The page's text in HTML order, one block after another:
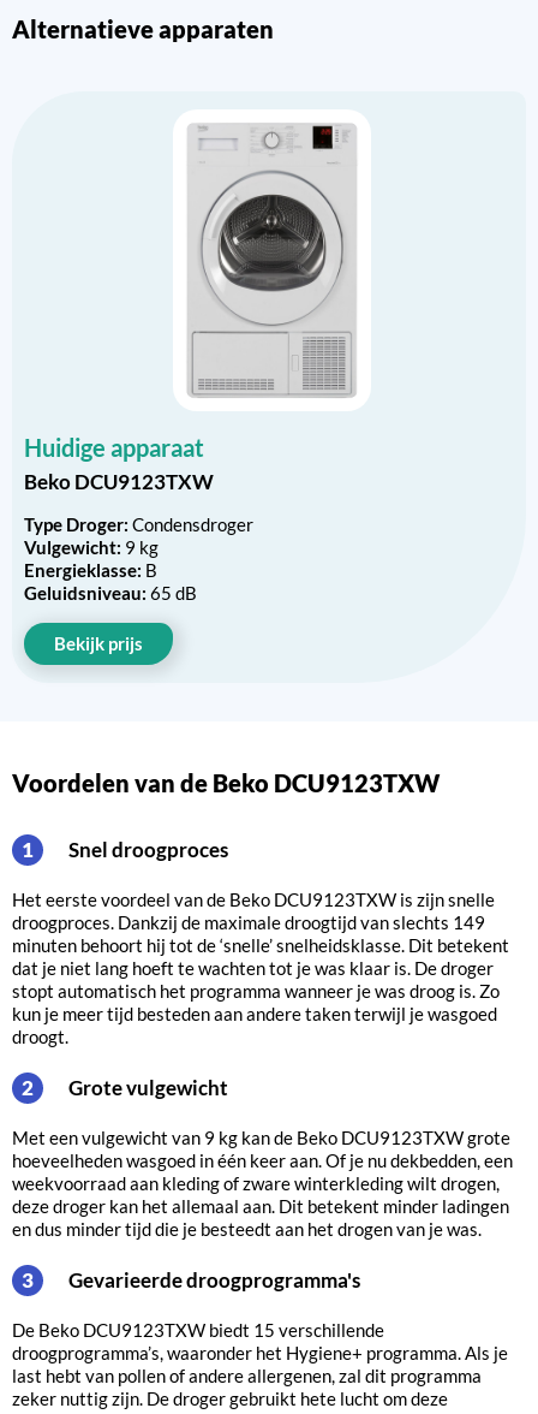
Alternatieve apparaten
Huidige apparaat
Beko DCU9123TXW
Type Droger: Condensdroger
Vulgewicht: 9 kg
Energieklasse: B
Geluidsniveau: 65 dB
Bekijk prijs
Voordelen van de Beko DCU9123TXW
1 Snel droogproces
Het eerste voordeel van de Beko DCU9123TXW is zijn snelle
droogproces. Dankzij de maximale droogtijd van slechts 149
minuten behoort hij tot de ‘snelle’ snelheidsklasse. Dit betekent
dat je niet lang hoeft te wachten tot je was klaar is. De droger
stopt automatisch het programma wanneer je was droog is. Zo
kun je meer tijd besteden aan andere taken terwijl je wasgoed
droogt.
2 Grote vulgewicht
Met een vulgewicht van 9 kg kan de Beko DCU9123TXW grote
hoeveelheden wasgoed in één keer aan. Of je nu dekbedden, een
weekvoorraad aan kleding of zware winterkleding wilt drogen,
deze droger kan het allemaal aan. Dit betekent minder ladingen
en dus minder tijd die je besteedt aan het drogen van je was.
3 Gevarieerde droogprogramma's
De Beko DCU9123TXW biedt 15 verschillende
droogprogramma’s, waaronder het Hygiene+ programma. Als je
last hebt van pollen of andere allergenen, zal dit programma
zeker nuttig zijn. De droger gebruikt hete lucht om deze